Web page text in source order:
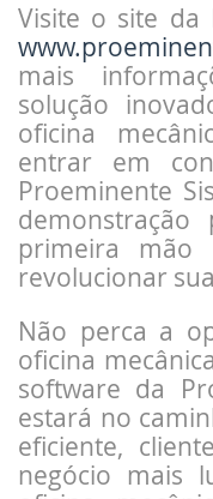
Visite o site da
mais
solução
oficina
entrar em
Proeminente
primeira mão
revolucionar
Não perca a
oficina
software da
estará no
eficiente,
negócio mais